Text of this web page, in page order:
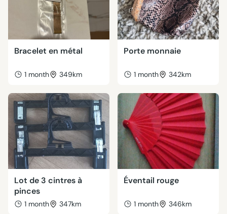
Bracelet en métal
1 month 349km
Porte monnaie
1 month 342km
Lot de 3 cintres à
pinces
1 month 347km
Éventail rouge
1 month 346km